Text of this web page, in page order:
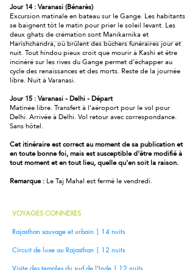
Jour 14 : Varanasi (Bénarès)
Excursion matinale en bateau sur le Gange. Les habitants
se baignent tôt le matin pour prier le soleil levant. Les
deux ghats de crémation sont Manikarnika et
Harishchandra, où brûlent des bûchers funéraires jour et
nuit. Tout hindou pieux croit que mourir à Kashi et être
incinéré sur les rives du Gange permet d'échapper au
cycle des renaissances et des morts. Reste de la journée
libre. Nuit à Varanasi.
Jour 15 : Varanasi - Delhi - Départ
Matinée libre. Transfert à l'aéroport pour le vol pour
Delhi. Arrivée à Delhi. Vol retour avec correspondance.
Sans hôtel.
Cet itinéraire est correct au moment de sa publication et
en toute bonne foi, mais est susceptible d'être modifié à
tout moment et en tout lieu, quelle qu'en soit la raison.
Remarque :Le Taj Mahal est fermé le vendredi.
VOYAGES CONNEXES
Rajasthan sauvage et urbain | 14 nuits
Circuit de luxe au Rajasthan | 12 nuits
Visite des temples du sud de l'Inde | 12 nuits